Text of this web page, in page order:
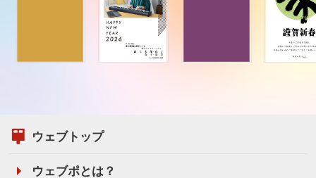
ウェブトップ
ウェブポとは？